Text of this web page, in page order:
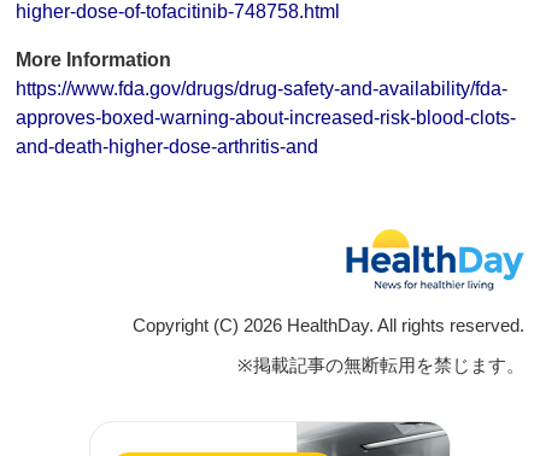
higher-dose-of-tofacitinib-748758.html
More Information
https://www.fda.gov/drugs/drug-safety-and-availability/fda-
approves-boxed-warning-about-increased-risk-blood-clots-
and-death-higher-dose-arthritis-and
Copyright (C) 2026 HealthDay. All rights reserved.
※掲載記事の無断転用を禁じます。